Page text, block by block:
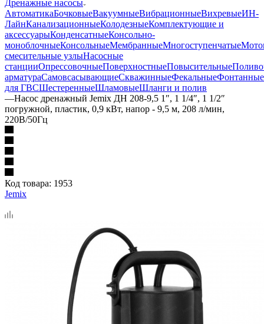
Дренажные насосы
АвтоматикаБочковыеВакуумныеВибрационныеВихревыеИН-
ЛайнКанализационныеКолодезныеКомплектующие и
аксессуарыКонденсатныеКонсольно-
моноблочныеКонсольныеМембранныеМногоступенчатые
смесительные узлыНасосные
станцииОпрессовочныеПоверхностныеПовысительные
арматураСамовсасывающиеСкважинныеФекальныеФонтанные
для ГВСШестеренныеШламовыеШланги и полив
—Насос дренажный Jemix ДН 208-9,5 1″, 1 1/4″, 1 1/2″
погружной, пластик, 0,9 кВт, напор - 9,5 м, 208 л/мин,
220В/50Гц
Код товара: 1953
Jemix